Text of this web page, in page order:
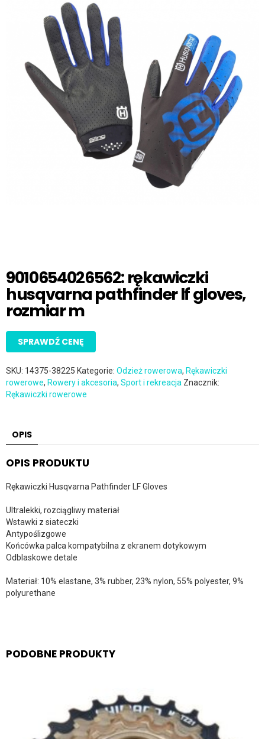
9010654026562: rękawiczki
husqvarna pathfinder lf gloves,
rozmiar m
SPRAWDŹ CENĘ
SKU: 14375-38225 Kategorie: Odzież rowerowa, Rękawiczki
rowerowe, Rowery i akcesoria, Sport i rekreacja Znacznik:
Rękawiczki rowerowe
OPIS
OPIS PRODUKTU
Rękawiczki Husqvarna Pathfinder LF Gloves
Ultralekki, rozciągliwy materiał
Wstawki z siateczki
Antypoślizgowe
Końcówka palca kompatybilna z ekranem dotykowym
Odblaskowe detale
Materiał: 10% elastane, 3% rubber, 23% nylon, 55% polyester, 9%
polyurethane
PODOBNE PRODUKTY